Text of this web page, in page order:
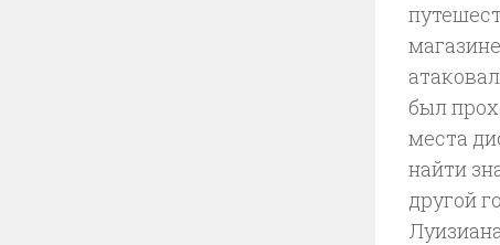
был
места
найти
другой